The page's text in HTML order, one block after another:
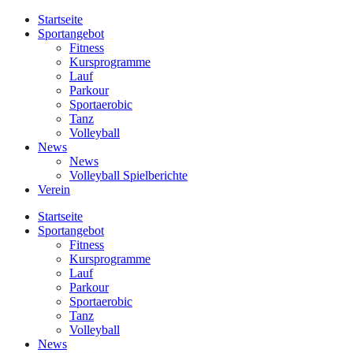
Startseite
Sportangebot
Fitness
Kursprogramme
Lauf
Parkour
Sportaerobic
Tanz
Volleyball
News
News
Volleyball Spielberichte
Verein
Startseite
Sportangebot
Fitness
Kursprogramme
Lauf
Parkour
Sportaerobic
Tanz
Volleyball
News